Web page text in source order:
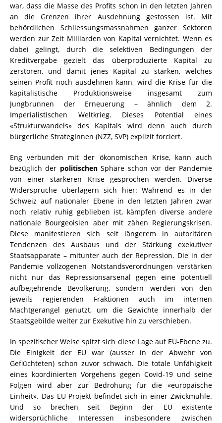
war, dass die Masse des Profits schon in den letzten Jahren
an die Grenzen ihrer Ausdehnung gestossen ist. Mit
behördlichen Schliessungsmassnahmen ganzer Sektoren
werden zur Zeit Milliarden von Kapital vernichtet. Wenn es
dabei gelingt, durch die selektiven Bedingungen der
Kreditvergabe gezielt das überproduzierte Kapital zu
zerstören, und damit jenes Kapital zu stärken, welches
seinen Profit noch ausdehnen kann, wird die Krise für die
kapitalistische Produktionsweise insgesamt zum
Jungbrunnen der Erneuerung – ähnlich dem 2.
Imperialistischen Weltkrieg. Dieses Potential eines
«Strukturwandels» des Kapitals wird denn auch durch
bürgerliche StrategInnen (NZZ, SVP) explizit forciert.
Eng verbunden mit der ökonomischen Krise, kann auch
bezüglich der politischenSphäre schon vor der Pandemie
von einer stärkeren Krise gesprochen werden. Diverse
Widersprüche überlagern sich hier: Während es in der
Schweiz auf nationaler Ebene in den letzten Jahren zwar
noch relativ ruhig geblieben ist, kämpfen diverse andere
nationale Bourgeoisien aber mit zähen Regierungskrisen.
Diese manifestieren sich seit längerem in autoritären
Tendenzen des Ausbaus und der Stärkung exekutiver
Staatsapparate – mitunter auch der Repression. Die in der
Pandemie vollzogenen Notstandsverordnungen verstärken
nicht nur das Repressionsarsenal gegen eine potentiell
aufbegehrende Bevölkerung, sondern werden von den
jeweils regierenden Fraktionen auch im internen
Machtgerangel genutzt, um die Gewichte innerhalb der
Staatsgebilde weiter zur Exekutive hin zu verschieben.
In spezifischer Weise spitzt sich diese Lage auf EU-Ebene zu.
Die Einigkeit der EU war (ausser in der Abwehr von
Geflüchteten) schon zuvor schwach. Die totale Unfähigkeit
eines koordinierten Vorgehens gegen Covid-19 und seine
Folgen wird aber zur Bedrohung für die «europäische
Einheit». Das EU-Projekt befindet sich in einer Zwickmühle.
Und so brechen seit Beginn der EU existente
widersprüchliche Interessen insbesondere zwischen